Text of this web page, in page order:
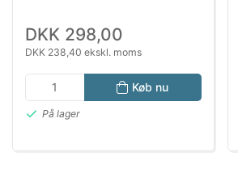
DKK 298,00
DKK 238,40 ekskl. moms
Køb nu
På lager